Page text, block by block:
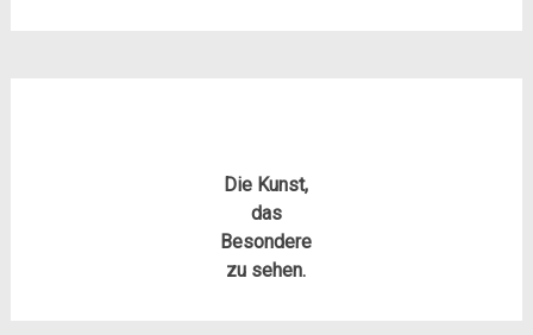
Die Kunst,
das
Besondere
zu sehen.